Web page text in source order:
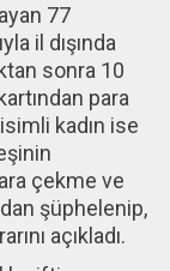
77
il dışında
sonra 10
para
kadın ise
çekme ve
şüphelenip,
açıkladı.